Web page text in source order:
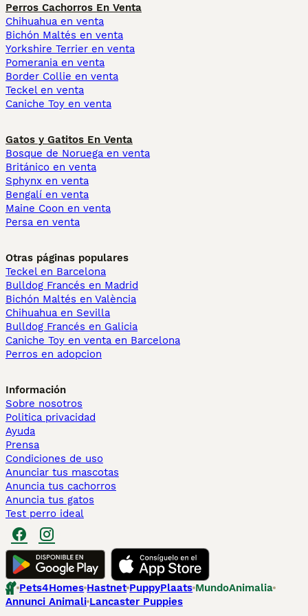
Perros Cachorros En Venta
Chihuahua en venta
Bichón Maltés en venta
Yorkshire Terrier en venta
Pomerania en venta
Border Collie en venta
Teckel en venta
Caniche Toy en venta
Gatos y Gatitos En Venta
Bosque de Noruega en venta
Británico en venta
Sphynx en venta
Bengalí en venta
Maine Coon en venta
Persa en venta
Otras páginas populares
Teckel en Barcelona
Bulldog Francés en Madrid
Bichón Maltés en València
Chihuahua en Sevilla
Bulldog Francés en Galicia
Caniche Toy en venta en Barcelona
Perros en adopcion
Información
Sobre nosotros
Politica privacidad
Ayuda
Prensa
Condiciones de uso
Anunciar tus mascotas
Anuncia tus cachorros
Anuncia tus gatos
Test perro ideal
Pets4Homes Hastnet PuppyPlaats MundoAnimalia
Annunci Animali Lancaster Puppies